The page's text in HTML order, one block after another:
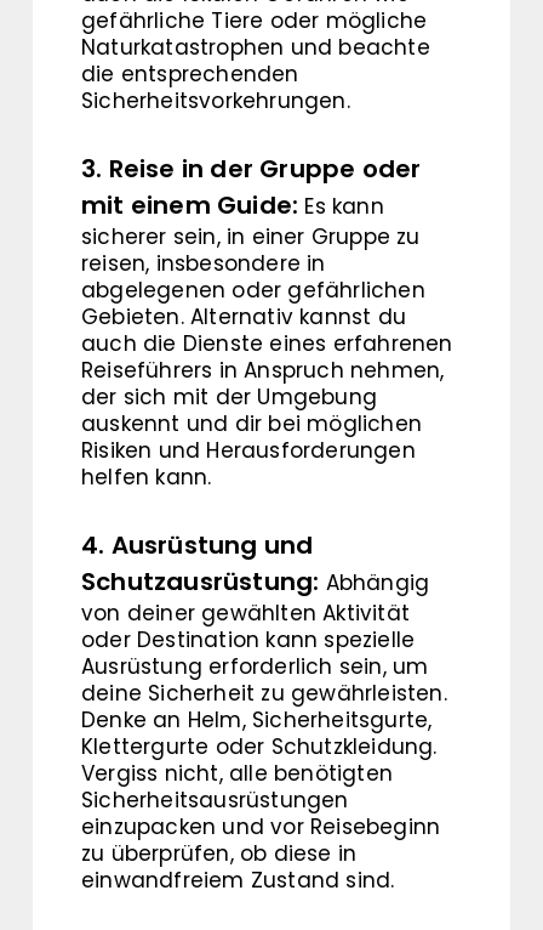
gefährliche Tiere oder mögliche
Naturkatastrophen und beachte
die entsprechenden
Sicherheitsvorkehrungen.
3. Reise in der Gruppe oder
mit einem Guide: Es kann
sicherer sein, in einer Gruppe zu
reisen, insbesondere in
abgelegenen oder gefährlichen
Gebieten. Alternativ kannst du
auch die Dienste eines erfahrenen
Reiseführers in Anspruch nehmen,
der sich mit der Umgebung
auskennt und dir bei möglichen
Risiken und Herausforderungen
helfen kann.
4. Ausrüstung und
Schutzausrüstung: Abhängig
von deiner gewählten Aktivität
oder Destination kann spezielle
Ausrüstung erforderlich sein, um
deine Sicherheit zu gewährleisten.
Denke an Helm, Sicherheitsgurte,
Klettergurte oder Schutzkleidung.
Vergiss nicht, alle benötigten
Sicherheitsausrüstungen
einzupacken und vor Reisebeginn
zu überprüfen, ob diese in
einwandfreiem Zustand sind.